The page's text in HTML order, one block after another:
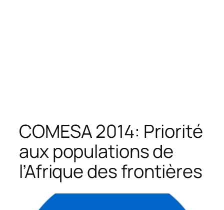
COMESA 2014: Priorité
aux populations de
l’Afrique des frontières